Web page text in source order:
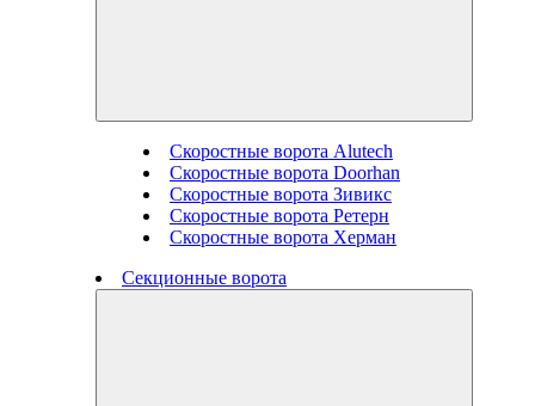
Скоростные ворота Alutech
Скоростные ворота Doorhan
Скоростные ворота Зивикс
Скоростные ворота Ретерн
Скоростные ворота Херман
Секционные ворота